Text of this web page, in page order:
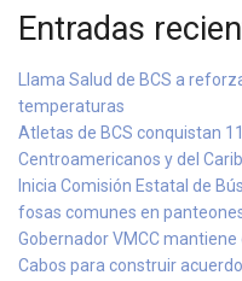
Entradas
Llama Salud de BCS a
temperaturas
Atletas de BCS conquistan
Centroamericanos y del
Inicia Comisión Estatal de
fosas comunes en
Gobernador VMCC
Cabos para construir